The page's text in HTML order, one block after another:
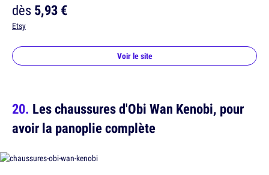
dès5,93 €
Etsy
Voir le site
Les chaussures d'Obi Wan Kenobi, pour
avoir la panoplie complète